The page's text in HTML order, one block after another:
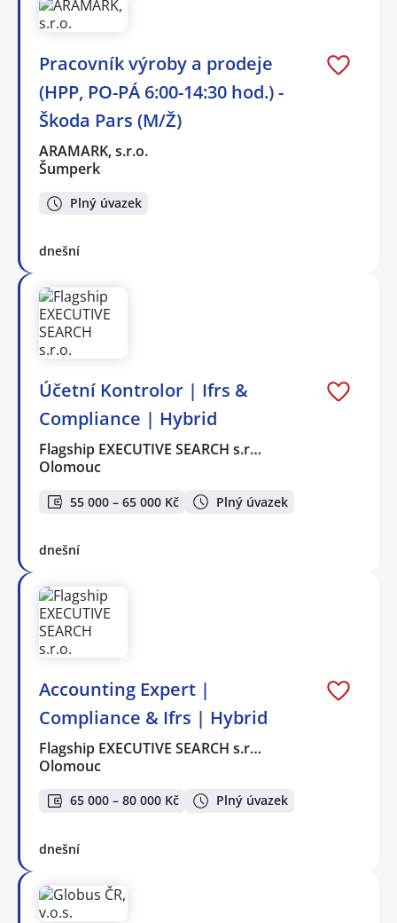
Pracovník výroby a prodeje
(HPP, PO-PÁ 6:00-14:30 hod.) -
Škoda Pars (M/Ž)
ARAMARK, s.r.o.
Šumperk
Plný úvazek
dnešní
Účetní Kontrolor | Ifrs &
Compliance | Hybrid
Flagship EXECUTIVE SEARCH s.r…
Olomouc
55 000 – 65 000 Kč Plný úvazek
dnešní
Accounting Expert |
Compliance & Ifrs | Hybrid
Flagship EXECUTIVE SEARCH s.r…
Olomouc
65 000 – 80 000 Kč Plný úvazek
dnešní